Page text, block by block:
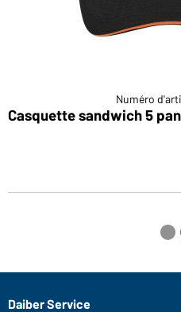
Numéro
Casquette sandwich 5
Daiber Service